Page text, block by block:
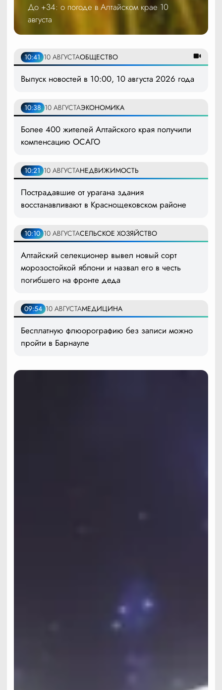
До +34: о погоде в Алтайском крае 10
августа
10:41 10 АВГУСТАОБЩЕСТВО
Выпуск новостей в 10:00, 10 августа 2026 года
10:38 10 АВГУСТАЭКОНОМИКА
Более 400 жителей Алтайского края получили
компенсацию ОСАГО
10:21 10 АВГУСТАНЕДВИЖИМОСТЬ
Пострадавшие от урагана здания
восстанавливают в Краснощековском районе
10:10 10 АВГУСТАСЕЛЬСКОЕ ХОЗЯЙСТВО
Алтайский селекционер вывел новый сорт
морозостойкой яблони и назвал его в честь
погибшего на фронте деда
09:54 10 АВГУСТАМЕДИЦИНА
Бесплатную флюорографию без записи можно
пройти в Барнауле